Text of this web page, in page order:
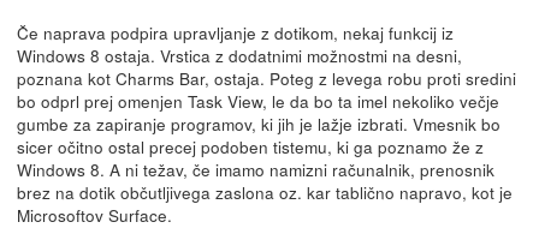
Če naprava podpira upravljanje z dotikom, nekaj funkcij iz
Windows 8 ostaja. Vrstica z dodatnimi možnostmi na desni,
poznana kot Charms Bar, ostaja. Poteg z levega robu proti sredini
bo odprl prej omenjen Task View, le da bo ta imel nekoliko večje
gumbe za zapiranje programov, ki jih je lažje izbrati. Vmesnik bo
sicer očitno ostal precej podoben tistemu, ki ga poznamo že z
Windows 8. A ni težav, če imamo namizni računalnik, prenosnik
brez na dotik občutljivega zaslona oz. kar tablično napravo, kot je
Microsoftov Surface.